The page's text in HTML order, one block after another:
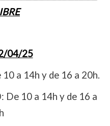
04/25
a 14h y de 16 a 20h.
De 10 a 14h y de 16 a